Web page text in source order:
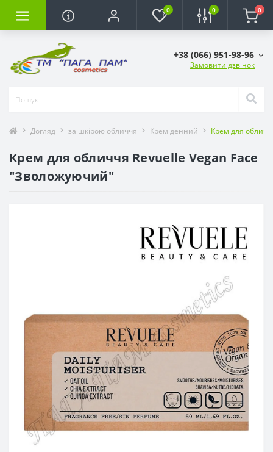
0 0 0
+38 (066) 951-98-96
Замовити дзвінок
Догляд за шкірою обличчя Крем денний Крем для
Крем для обличчя Revuelle Vegan Face
"Зволожуючий"